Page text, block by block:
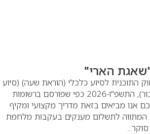
הארי"
התוכנית לסיוע כלכלי (הוראת שעה) (סיוע
לעסקים ולמוסדות ציבור), התשפ"ו-2026 כפי שפורסם ברשומות
לנוחיותכם אנו מביאים בזאת מדריך מקצועי ומקיף
לתשלום מענקים בעקבות מלחמת